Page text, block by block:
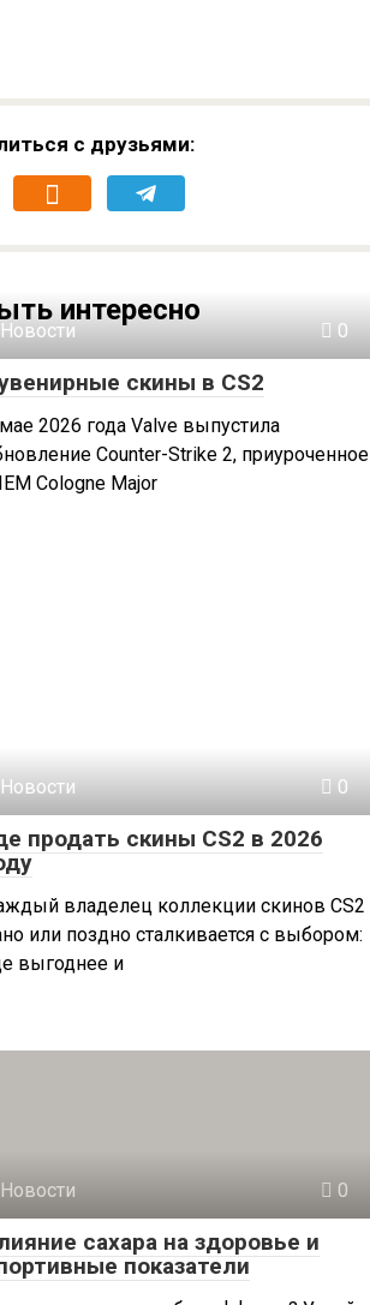
с друзьями:
интересно
Новости 0
скины в CS2
2026 года Valve выпустила
Counter-Strike 2, приуроченное
Cologne Major
Новости 0
продать скины CS2 в 2026
владелец коллекции скинов CS2
или поздно сталкивается с выбором:
выгоднее и
Новости 0
сахара на здоровье и
показатели